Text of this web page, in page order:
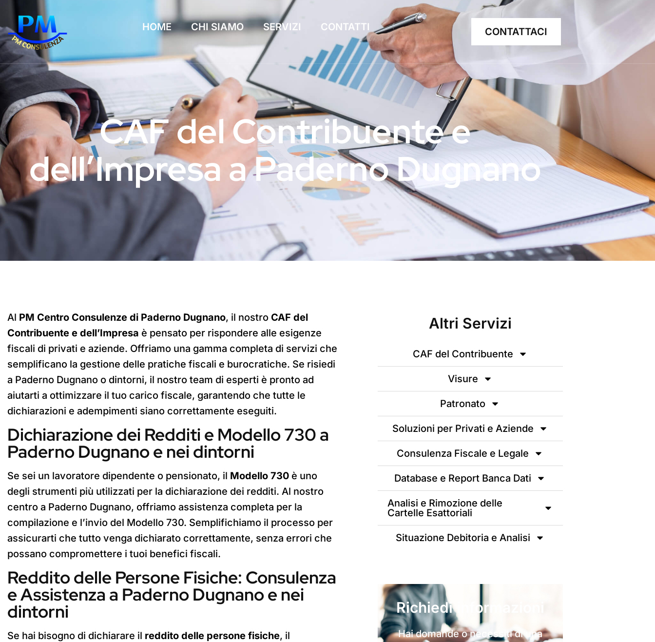
HOME CHI SIAMO SERVIZI CONTATTI CONTATTACI
CAF del Contribuente e
dell’Impresa a Paderno Dugnano
Al PM Centro Consulenze di Paderno Dugnano, il nostro CAF del
Contribuente e dell’Impresa è pensato per rispondere alle esigenze
fiscali di privati e aziende. Offriamo una gamma completa di servizi che
semplificano la gestione delle pratiche fiscali e burocratiche. Se risiedi
a Paderno Dugnano o dintorni, il nostro team di esperti è pronto ad
aiutarti a ottimizzare il tuo carico fiscale, garantendo che tutte le
dichiarazioni e adempimenti siano correttamente eseguiti.
Dichiarazione dei Redditi e Modello 730 a
Paderno Dugnano e nei dintorni
Se sei un lavoratore dipendente o pensionato, il Modello 730 è uno
degli strumenti più utilizzati per la dichiarazione dei redditi. Al nostro
centro a Paderno Dugnano, offriamo assistenza completa per la
compilazione e l’invio del Modello 730. Semplifichiamo il processo per
assicurarti che tutto venga dichiarato correttamente, senza errori che
possano compromettere i tuoi benefici fiscali.
Reddito delle Persone Fisiche: Consulenza
e Assistenza a Paderno Dugnano e nei
dintorni
Se hai bisogno di dichiarare il reddito delle persone fisiche, il
Altri Servizi
CAF del Contribuente
Visure
Patronato
Soluzioni per Privati e Aziende
Consulenza Fiscale e Legale
Database e Report Banca Dati
Analisi e Rimozione delle
Cartelle Esattoriali
Situazione Debitoria e Analisi
Richiedi informazioni
Hai domande o necessiti di una